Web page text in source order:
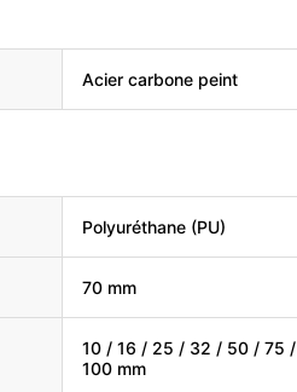
Acier carbone peint
Polyuréthane (PU)
70 mm
10 / 16 / 25 / 32 / 50 / 75 /
100 mm